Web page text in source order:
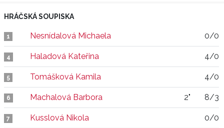
HRÁČSKÁ SOUPISKA
1 Nesnídalová Michaela 0/0
4 Haladová Kateřina 4/0
5 Tomášková Kamila 4/0
6 Machalová Barbora 2" 8/3
7 Kusslová Nikola 0/0